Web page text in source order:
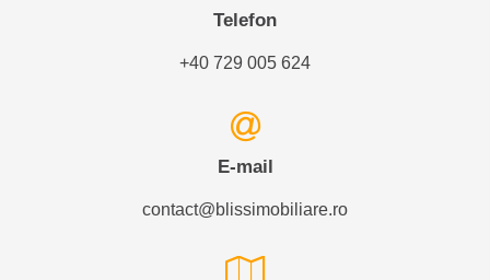
Telefon
+40 729 005 624
E-mail
contact@blissimobiliare.ro